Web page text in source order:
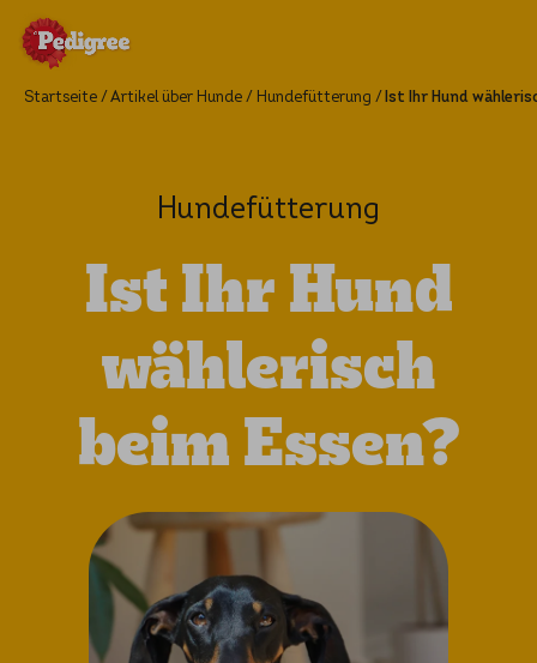
Startseite Artikel über Hunde Hundefütterung Ist Ihr Hund
Hundefütterung
Ist Ihr Hund
wählerisch
beim Essen?